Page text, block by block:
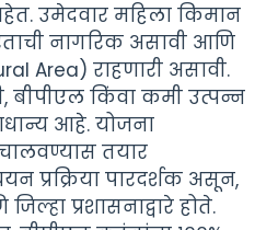
उमेदवार महिला किमान
नागरिक असावी आणि
Area) राहणारी असावी.
किंवा कमी उत्पन्न
आहे. योजना
तयार
प्रक्रिया पारदर्शक असून,
प्रशासनाद्वारे होते.